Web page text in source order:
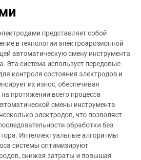
представляет собой
в технологии электроэрозионной
автоматическую смену инструмента
Эта система использует передовые
контроля состояния электродов и
их износ, обеспечивая
протяжении всего процесса
смены инструмента
электродов, что позволяет
обработки без
Интеллектуальные алгоритмы
системы оптимизируют
снижая затраты и повышая